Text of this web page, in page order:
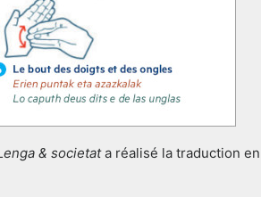
& societata réalisé la traduction